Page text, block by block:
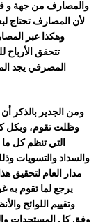
والمصارف منجهةو
لأن المصارف تحتاج
وهكذاعبر
تتحققالأرباح
المصرفييجد
ومنالجدير بالذكر أن
وظلتتقوم،وبكل
التيتنظمكل ما
والسدادوالتسويات
مدار العاملتحقيق
يرجع لما تقوم به
وتقييماللوائح
وفقكلالمستجدات